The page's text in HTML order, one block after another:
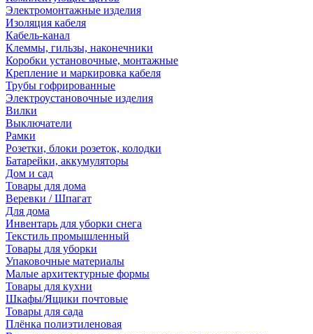
Электромонтажные изделия
Изоляция кабеля
Кабель-канал
Клеммы, гильзы, наконечники
Коробки установочные, монтажные
Крепление и маркировка кабеля
Трубы гофрированные
Электроустановочные изделия
Вилки
Выключатели
Рамки
Розетки, блоки розеток, колодки
Батарейки, аккумуляторы
Дом и сад
Товары для дома
Веревки / Шпагат
Для дома
Инвентарь для уборки снега
Текстиль промышленный
Товары для уборки
Упаковочные материалы
Малые архитектурные формы
Товары для кухни
Шкафы/Ящики почтовые
Товары для сада
Плёнка полиэтиленовая